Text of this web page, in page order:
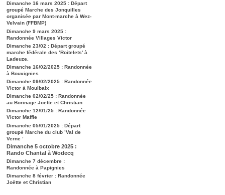
Dimanche 16 mars 2025 : Départ
groupé Marche des Jonquilles
organisée par Mont-marche à Wez-
Velvain (FFBMP)
Dimanche 9 mars 2025 :
Randonnée Villages Victor
Dimanche 23/02 : Départ groupé
marche fédérale des ’Roitelets’ à
Ladeuze.
Dimanche 16/02/2025 : Randonnée
à Bouvignies
Dimanche 09/02/2025 : Randonnée
Victor à Moulbaix
Dimanche 02/02/25 : Randonnée
au Borinage Joette et Christian
Dimanche 12/01/25 : Randonnée
Victor Maffle
Dimanche 05/01/2025 : Départ
groupé Marche du club ’Val de
Verne ’
Dimanche 5 octobre 2025 :
Rando Chantal à Wodecq
Dimanche 7 décembre :
Randonnée à Papignies
Dimanche 8 février : Randonnée
Joëtte et Christian